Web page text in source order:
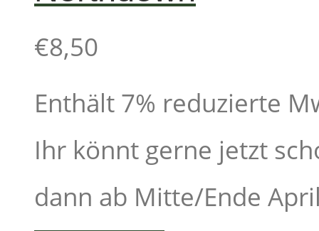
€8,50
Enthält 7% reduzierte
Ihr könnt gerne jetzt
dann ab Mitte/Ende